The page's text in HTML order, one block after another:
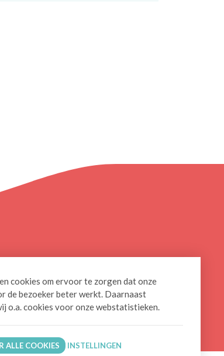
cookies om ervoor te zorgen dat onze
de bezoeker beter werkt. Daarnaast
o.a. cookies voor onze webstatistieken.
ALLE COOKIES INSTELLINGEN
CONTACTEER ONS